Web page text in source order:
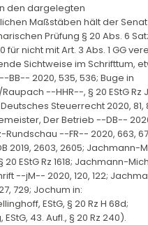
den dargelegten
Maßstäben hält der
Prüfung § 20 Abs. 6
für nicht mit Art. 3 Abs. 1 GG
Sichtweise im Schrifttum,
2020, 535, 536; Buge in
--HHR--, § 20 EStG Rz
Steuerrecht 2020, 81,
Der Betrieb --DB--
Rundschau --FR-- 2020, 663,
2019, 2603, 2605; Jachmann-
20 EStG Rz 1618; Jachmann-
--jM-- 2020, 120, 122;
729; Jochum in:
EStG, § 20 Rz H 68d;
43. Aufl., § 20 Rz 240).